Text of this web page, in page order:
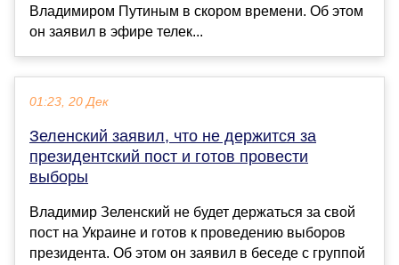
Владимиром Путиным в скором времени. Об этом
он заявил в эфире телек...
01:23, 20 Дек
Зеленский заявил, что не держится за
президентский пост и готов провести
выборы
Владимир Зеленский не будет держаться за свой
пост на Украине и готов к проведению выборов
президента. Об этом он заявил в беседе с группой